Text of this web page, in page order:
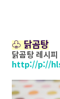
♧ 닭곰탕
닭곰탕 레시
http://p://